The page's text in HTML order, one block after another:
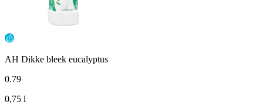
AH Dikke bleek eucalyptus
0.79
0,75 l